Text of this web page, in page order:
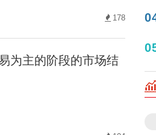
178
为主的阶段的市场结